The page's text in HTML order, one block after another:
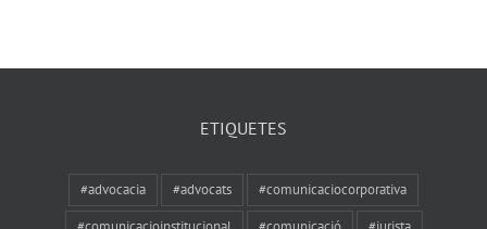
de
ETIQUETES
#advocacia #advocats
#comunicaciocorporativa